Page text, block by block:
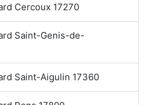
Cercoux 17270
Saint-Genis-de-
Saint-Aigulin 17360